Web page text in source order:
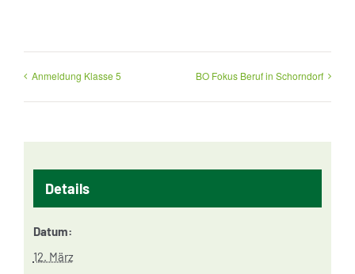
Anmeldung Klasse 5 BO Fokus Beruf in Schorndorf
Details
Datum:
12. März